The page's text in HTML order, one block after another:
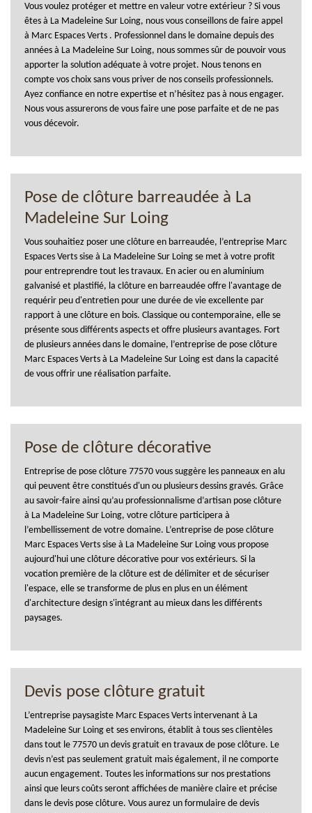
Vous voulez protéger et mettre en valeur votre extérieur ? Si vous
êtes à La Madeleine Sur Loing, nous vous conseillons de faire appel
à Marc Espaces Verts . Professionnel dans le domaine depuis des
années à La Madeleine Sur Loing, nous sommes sûr de pouvoir vous
apporter la solution adéquate à votre projet. Nous tenons en
compte vos choix sans vous priver de nos conseils professionnels.
Ayez confiance en notre expertise et n’hésitez pas à nous engager.
Nous vous assurerons de vous faire une pose parfaite et de ne pas
vous décevoir.
Pose de clôture barreaudée à La
Madeleine Sur Loing
Vous souhaitiez poser une clôture en barreaudée, l’entreprise Marc
Espaces Verts sise à La Madeleine Sur Loing se met à votre profit
pour entreprendre tout les travaux. En acier ou en aluminium
galvanisé et plastifié, la clôture en barreaudée offre l'avantage de
requérir peu d'entretien pour une durée de vie excellente par
rapport à une clôture en bois. Classique ou contemporaine, elle se
présente sous différents aspects et offre plusieurs avantages. Fort
de plusieurs années dans le domaine, l’entreprise de pose clôture
Marc Espaces Verts à La Madeleine Sur Loing est dans la capacité
de vous offrir une réalisation parfaite.
Pose de clôture décorative
Entreprise de pose clôture 77570 vous suggère les panneaux en alu
qui peuvent être constitués d'un ou plusieurs dessins gravés. Grâce
au savoir-faire ainsi qu’au professionnalisme d’artisan pose clôture
à La Madeleine Sur Loing, votre clôture participera à
l’embellissement de votre domaine. L’entreprise de pose clôture
Marc Espaces Verts sise à La Madeleine Sur Loing vous propose
aujourd'hui une clôture décorative pour vos extérieurs. Si la
vocation première de la clôture est de délimiter et de sécuriser
l'espace, elle se transforme de plus en plus en un élément
d'architecture design s'intégrant au mieux dans les différents
paysages.
Devis pose clôture gratuit
L’entreprise paysagiste Marc Espaces Verts intervenant à La
Madeleine Sur Loing et ses environs, établit à tous ses clientèles
dans tout le 77570 un devis gratuit en travaux de pose clôture. Le
devis n’est pas seulement gratuit mais également, il ne comporte
aucun engagement. Toutes les informations sur nos prestations
ainsi que leurs coûts seront affichées de manière claire et précise
dans le devis pose clôture. Vous aurez un formulaire de devis